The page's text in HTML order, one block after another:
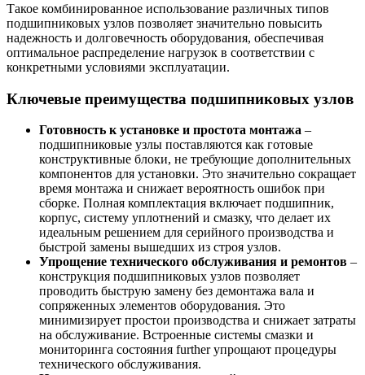
Такое комбинированное использование различных типов
подшипниковых узлов позволяет значительно повысить
надежность и долговечность оборудования, обеспечивая
оптимальное распределение нагрузок в соответствии с
конкретными условиями эксплуатации.
Ключевые преимущества подшипниковых узлов
Готовность к установке и простота монтажа –
подшипниковые узлы поставляются как готовые
конструктивные блоки, не требующие дополнительных
компонентов для установки. Это значительно сокращает
время монтажа и снижает вероятность ошибок при
сборке. Полная комплектация включает подшипник,
корпус, систему уплотнений и смазку, что делает их
идеальным решением для серийного производства и
быстрой замены вышедших из строя узлов.
Упрощение технического обслуживания и ремонтов –
конструкция подшипниковых узлов позволяет
проводить быструю замену без демонтажа вала и
сопряженных элементов оборудования. Это
минимизирует простои производства и снижает затраты
на обслуживание. Встроенные системы смазки и
мониторинга состояния further упрощают процедуры
технического обслуживания.